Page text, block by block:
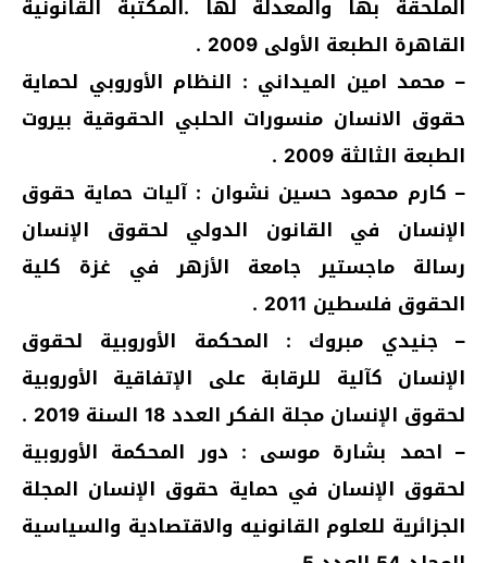
الملحقة بها والمعدلة لها .المكتبة القانونية
القاهرة الطبعة الأولى 2009 .
– محمد امين الميداني : النظام الأوروبي لحماية
حقوق الانسان منسورات الحلبي الحقوقية بيروت
الطبعة الثالثة 2009 .
– كارم محمود حسين نشوان : آليات حماية حقوق
الإنسان في القانون الدولي لحقوق الإنسان
رسالة ماجستير جامعة الأزهر في غزة كلية
الحقوق فلسطين 2011 .
– جنيدي مبروك : المحكمة الأوروبية لحقوق
الإنسان كآلية للرقابة على الإتفاقية الأوروبية
لحقوق الإنسان مجلة الفكر العدد 18 السنة 2019 .
– احمد بشارة موسى : دور المحكمة الأوروبية
لحقوق الإنسان في حماية حقوق الإنسان المجلة
الجزائرية للعلوم القانونيه والاقتصادية والسياسية